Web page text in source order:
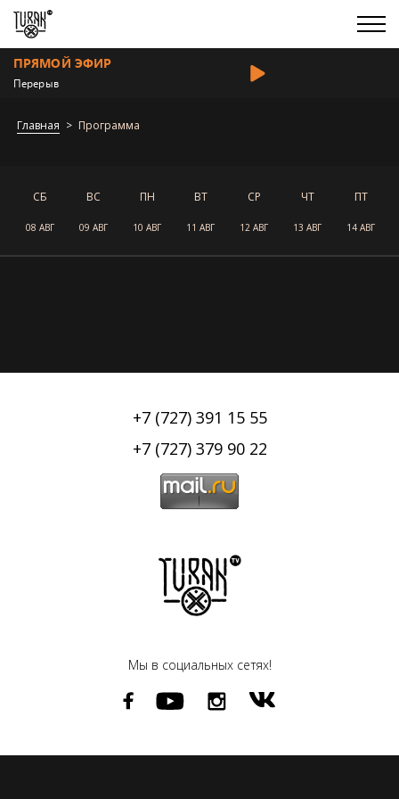
ПРЯМОЙ ЭФИР
Перерыв
Главная Программа
СБ
08 АВГ
ВС
09 АВГ
ПН
10 АВГ
ВТ
11 АВГ
СР
12 АВГ
ЧТ
13 АВГ
ПТ
14 АВГ
Мы в социальных сетях!
+7 (727) 391 15 55
+7 (727) 379 90 22